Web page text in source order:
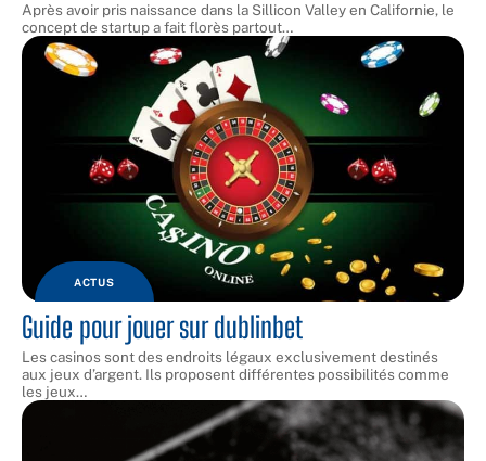
Après avoir pris naissance dans la Sillicon Valley en Californie, le
concept de startup a fait florès partout…
ACTUS
Guide pour jouer sur dublinbet
Les casinos sont des endroits légaux exclusivement destinés
aux jeux d’argent. Ils proposent différentes possibilités comme
les jeux…